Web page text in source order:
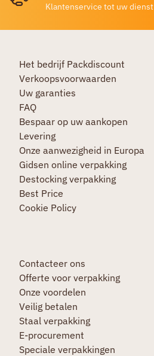
Klantenservice tot uw dienst
Het bedrijf Packdiscount
Verkoopsvoorwaarden
Uw garanties
FAQ
Bespaar op uw aankopen
Levering
Onze aanwezigheid in Europa
Gidsen online verpakking
Destocking verpakking
Best Price
Cookie Policy
Contacteer ons
Offerte voor verpakking
Onze voordelen
Veilig betalen
Staal verpakking
E-procurement
Speciale verpakkingen